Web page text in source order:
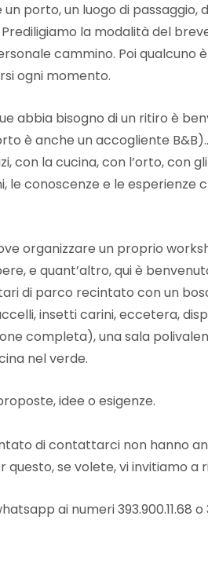
porto, un luogo di
la modalità del
cammino. Poi qualcuno
ogni momento.
abbia bisogno di un ritiro è
è anche un accogliente
con la cucina, con l’orto, con
le conoscenze e le
organizzare un proprio
e quant’altro, qui è
di parco recintato con un
insetti carini, eccetera,
completa), una sala
nel verde.
idee o esigenze.
di contattarci non hanno
se volete, vi invitiamo a
ai numeri 393.900.11.68 o